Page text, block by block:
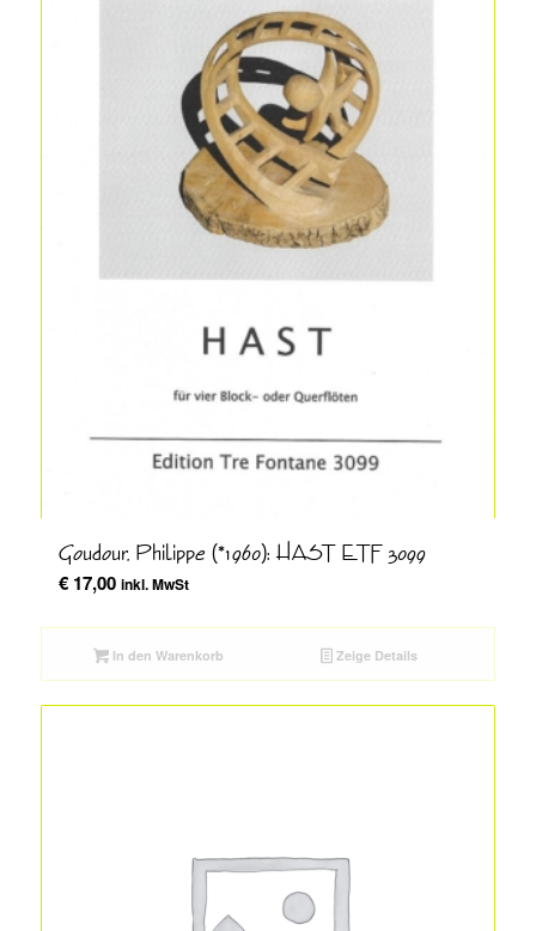
Goudour, Philippe (*1960): HAST ETF 3099
€17,00 inkl. MwSt
In den Warenkorb Zeige Details